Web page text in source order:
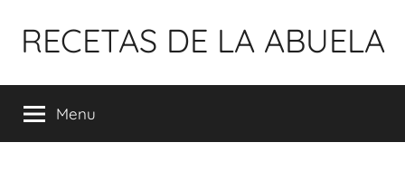
para
conteúdo
RECETAS DE LA ABUELA
Menu